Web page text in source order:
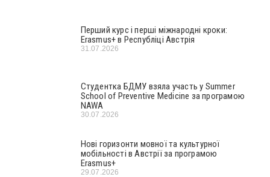
Перший курс і перші міжнародні кроки:
Erasmus+ в Республіці Австрія
31.07.2026
Студентка БДМУ взяла участь у Summer
School of Preventive Medicine за програмою
NAWA
30.07.2026
Нові горизонти мовної та культурної
мобільності в Австрії за програмою
Erasmus+
29.07.2026